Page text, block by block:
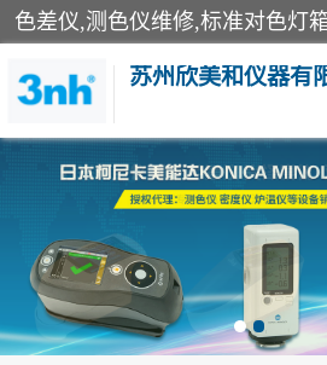
色差仪,测色仪维修,标准对色灯
苏州欣美和仪器有
3nh色差仪
分光色差仪
美能达色差计